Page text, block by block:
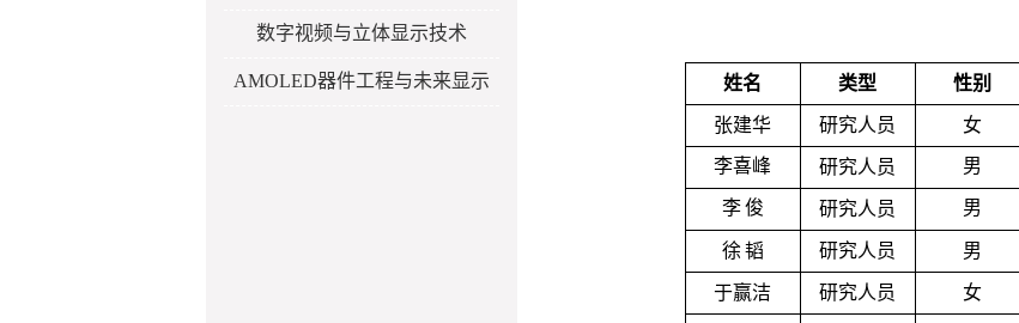
数字视频与立体显示技术
AMOLED器件工程与未来显示 姓名 类型 性别
张建华 研究人员 女
李喜峰 研究人员 男
李 俊 研究人员 男
徐 韬 研究人员 男
于赢洁 研究人员 女